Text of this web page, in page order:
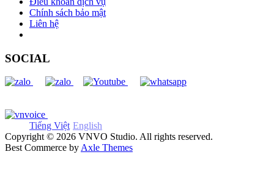
Chính sách bảo mật
Liên hệ
SOCIAL
Tiếng Việt English
Copyright © 2026 VNVO Studio. All rights reserved.
Best Commerce byAxle Themes